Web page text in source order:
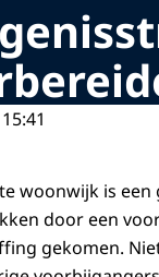
woonwijk is
door een
gekomen.